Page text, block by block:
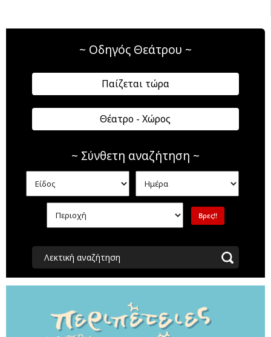
~ Οδηγός Θεάτρου ~
Παίζεται τώρα
Θέατρο - Χώρος
~ Σύνθετη αναζήτηση ~
Λεκτική αναζήτηση